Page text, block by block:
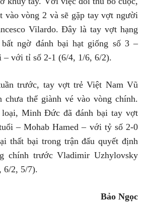
vào vòng 2 và sẽ gặp tay vợt người
Vilardo. Đây là tay vợt hạng
ngờ đánh bại hạt giống số 3 –
với tỉ số 2-1 (6/4, 1/6, 6/2).
trước, tay vợt trẻ Việt Nam Vũ
thể giành vé vào vòng chính.
Minh Đức đã đánh bại tay vợt
– Mohab Hamed – với tỷ số 2-0
thất bại trong trận đấu quyết định
chính trước Vladimir Uzhylovsky
6/2, 5/7).
Bảo Ngọc